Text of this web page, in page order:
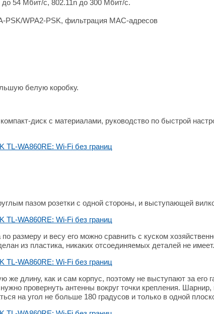
до 54 Мбит/с, 802.11n до 300 Мбит/с.
WPA2-PSK, фильтрация MAC-адресов
белую коробку.
диск с материалами, руководство по быстрой
пазом розетки с одной стороны, и выступающей
размеру и весу его можно сравнить с куском
из пластика, никаких отсоединяемых деталей не имеет.
длину, как и сам корпус, поэтому не выступают за его
провернуть антенны вокруг точки крепления. Шарнир,
на угол не больше 180 градусов и только в одной